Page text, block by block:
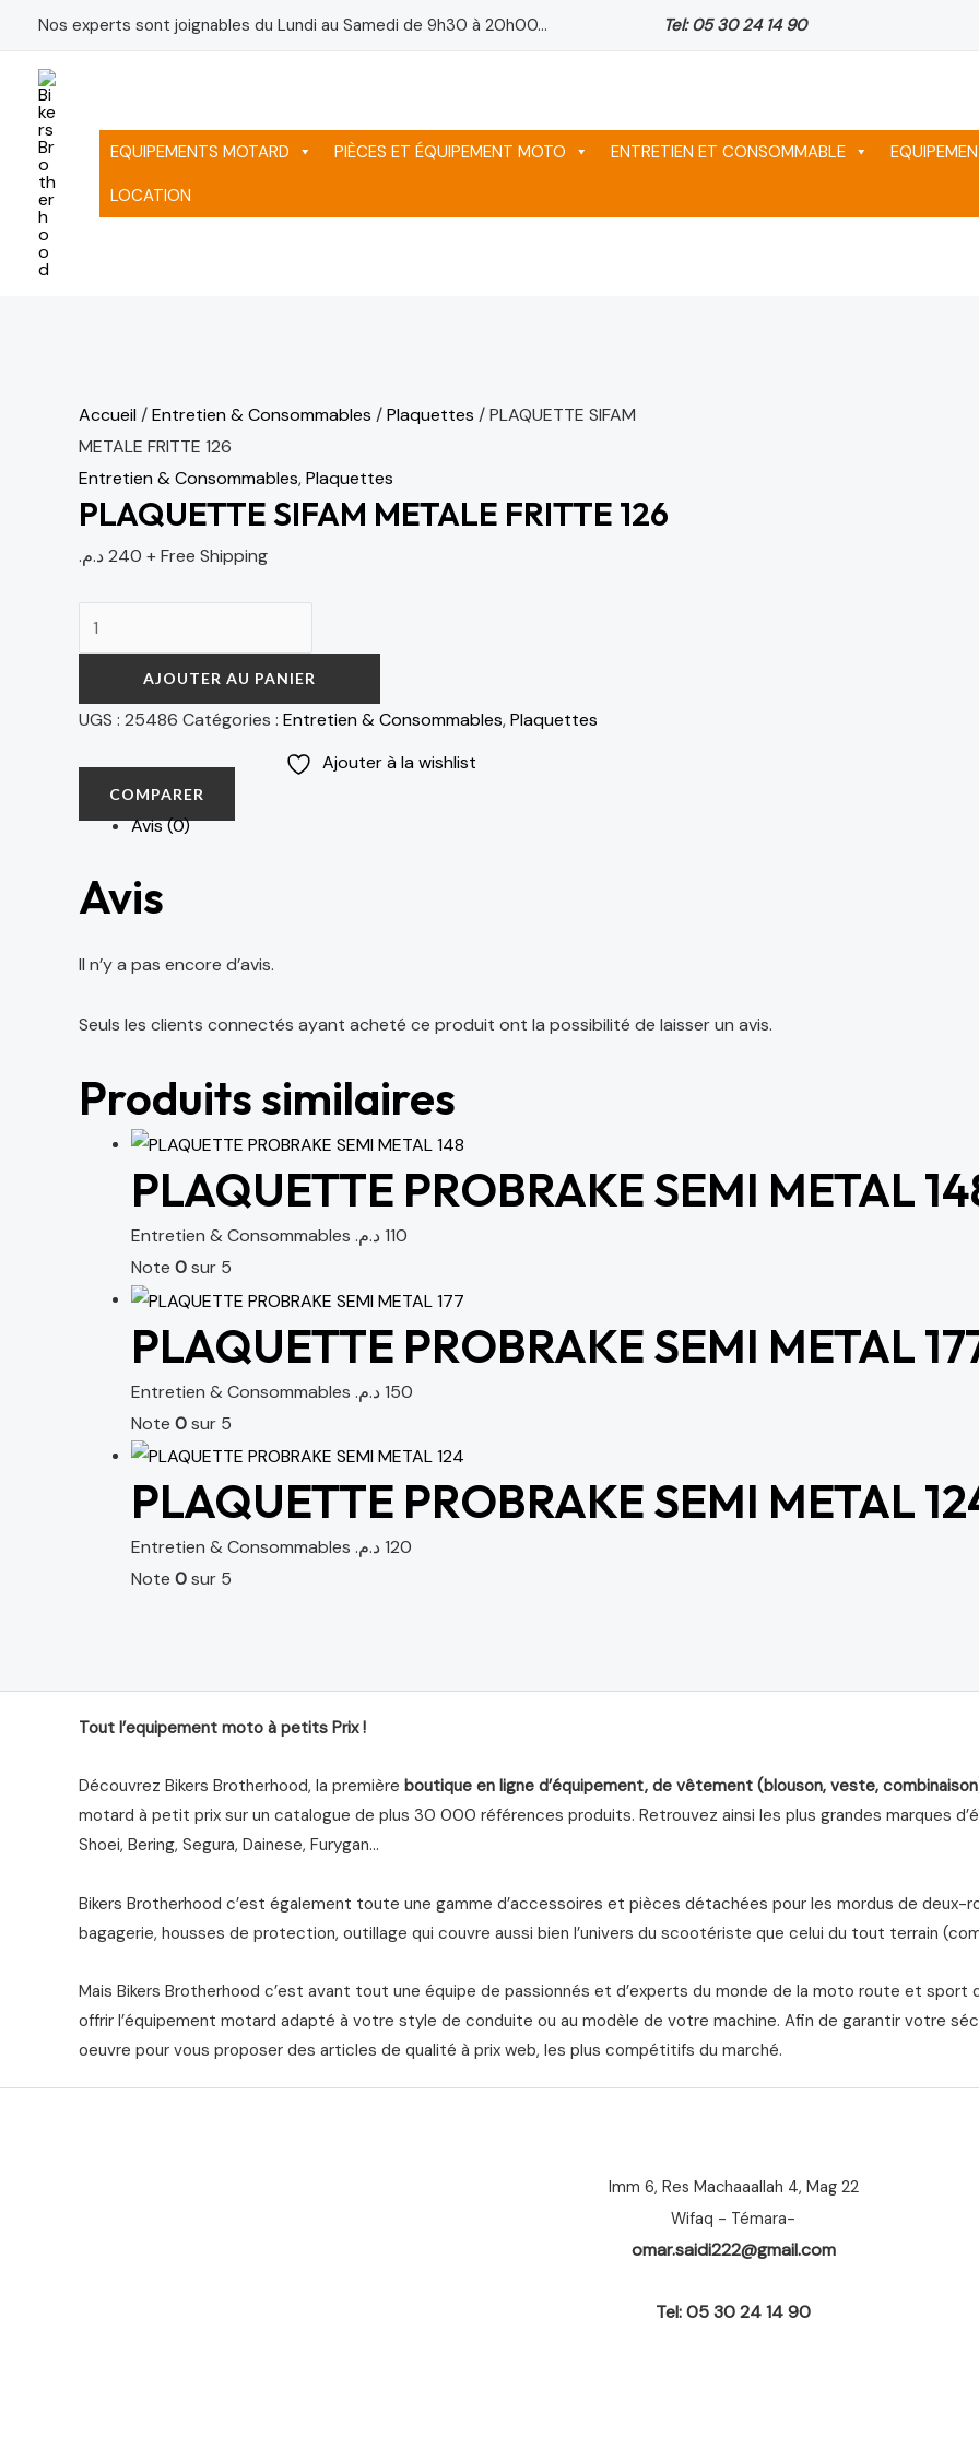
contenu
Nos experts sont joignables du Lundi au Samedi de 9h30 à 20h00... Tel: 05 30 24 14 90
EQUIPEMENTS MOTARD PIÈCES ET ÉQUIPEMENT MOTO ENTRETIEN ET CONSOMMABLE
LOCATION
Accueil/Entretien & Consommables /Plaquettes / PLAQUETTE SIFAM
METALE FRITTE 126
Entretien & Consommables,Plaquettes
PLAQUETTE SIFAM METALE FRITTE 126
240د.م. + Free Shipping
quantité
METALE
AJOUTER AU PANIER
UGS : 25486 Catégories : Entretien & Consommables,Plaquettes
Ajouter à la wishlist
COMPARER
Avis (0)
Avis
Il n’y a pas encore d’avis.
Seuls les clients connectés ayant acheté ce produit ont la possibilité de laisser un avis.
Produits similaires
PLAQUETTE PROBRAKE SEMI METAL
Entretien & Consommables 110د.م.
Note 0sur 5
PLAQUETTE PROBRAKE SEMI METAL
Entretien & Consommables 150د.م.
Note 0sur 5
PLAQUETTE PROBRAKE SEMI METAL
Entretien & Consommables 120د.م.
Note 0sur 5
Tout l’equipement moto à petits Prix !
Découvrez Bikers Brotherhood, la première boutique en ligne d’équipement, de vêtement (blouson, veste,
motard à petit prix sur un catalogue de plus 30 000 références produits. Retrouvez ainsi les plus grandes marques
Shoei, Bering, Segura, Dainese, Furygan…
Bikers Brotherhood c’est également toute une gamme d’accessoires et pièces détachées pour les mordus de
bagagerie, housses de protection, outillage qui couvre aussi bien l’univers du scootériste que celui du tout terrain
Mais Bikers Brotherhood c’est avant tout une équipe de passionnés et d’experts du monde de la moto route et
offrir l’équipement motard adapté à votre style de conduite ou au modèle de votre machine. Afin de garantir votre
oeuvre pour vous proposer des articles de qualité à prix web, les plus compétitifs du marché.
Imm 6, Res Machaaallah 4, Mag 22
Wifaq - Témara-
omar.saidi222@gmail.com
Tel: 05 30 24 14 90